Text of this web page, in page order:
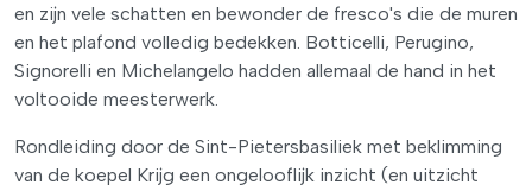
en zijn vele schatten en bewonder de fresco's die de muren
en het plafond volledig bedekken. Botticelli, Perugino,
Signorelli en Michelangelo hadden allemaal de hand in het
voltooide meesterwerk.
Rondleiding door de Sint-Pietersbasiliek met beklimming
van de koepel Krijg een ongelooflijk inzicht (en uitzicht